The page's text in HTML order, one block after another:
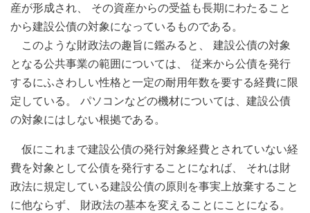
産が形成され、 その資産からの受益も長期にわたること
から建設公債の対象になっているものである。
このような財政法の趣旨に鑑みると、 建設公債の対象
となる公共事業の範囲については、 従来から公債を発行
するにふさわしい性格と一定の耐用年数を要する経費に限
定している。 パソコンなどの機材については、建設公債
の対象にはしない根拠である。
仮にこれまで建設公債の発行対象経費とされていない経
費を対象として公債を発行することになれば、 それは財
政法に規定している建設公債の原則を事実上放棄すること
に他ならず、 財政法の基本を変えることにことになる。